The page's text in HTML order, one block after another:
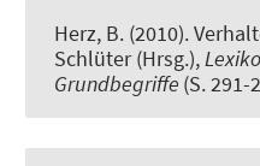
Herz, B. (2010).
Schlüter (Hrsg.),
Grundbegriffe (S. 291-